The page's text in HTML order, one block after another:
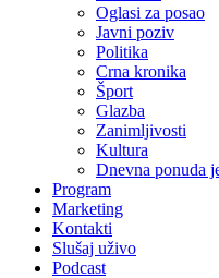
Oglasi za posao
Javni poziv
Politika
Crna kronika
Šport
Glazba
Zanimljivosti
Kultura
Dnevna ponuda
Program
Marketing
Kontakti
Slušaj uživo
Podcast